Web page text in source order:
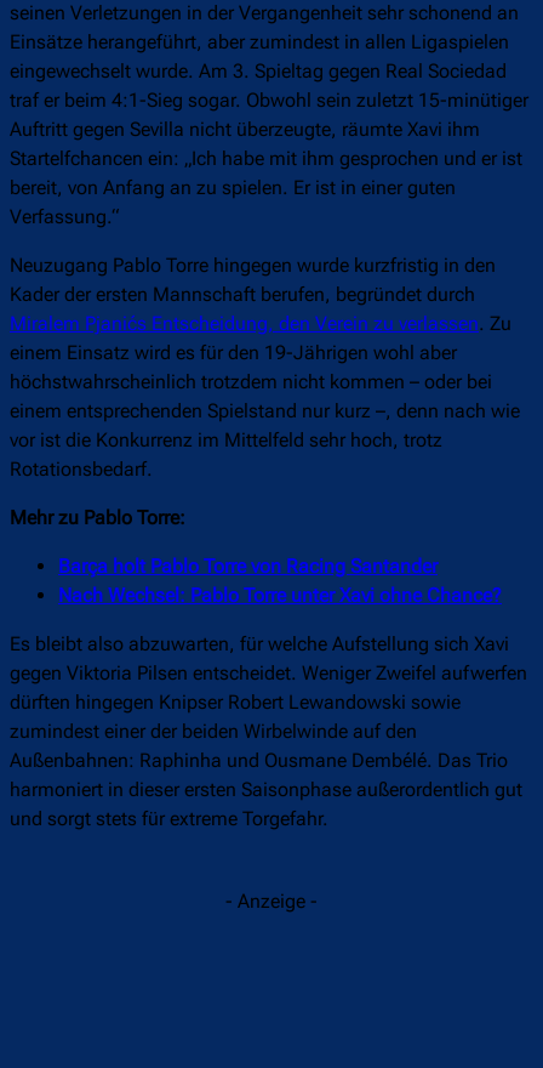
seinen Verletzungen in der Vergangenheit sehr schonend an
Einsätze herangeführt, aber zumindest in allen Ligaspielen
eingewechselt wurde. Am 3. Spieltag gegen Real Sociedad
traf er beim 4:1-Sieg sogar. Obwohl sein zuletzt 15-minütiger
Auftritt gegen Sevilla nicht überzeugte, räumte Xavi ihm
Startelfchancen ein: „Ich habe mit ihm gesprochen und er ist
bereit, von Anfang an zu spielen. Er ist in einer guten
Verfassung.“
Neuzugang Pablo Torre hingegen wurde kurzfristig in den
Kader der ersten Mannschaft berufen, begründet durch
Miralem Pjanićs Entscheidung, den Verein zu verlassen. Zu
einem Einsatz wird es für den 19-Jährigen wohl aber
höchstwahrscheinlich trotzdem nicht kommen – oder bei
einem entsprechenden Spielstand nur kurz –, denn nach wie
vor ist die Konkurrenz im Mittelfeld sehr hoch, trotz
Rotationsbedarf.
Mehr zu Pablo Torre:
Barça holt Pablo Torre von Racing Santander
Nach Wechsel: Pablo Torre unter Xavi ohne Chance?
Es bleibt also abzuwarten, für welche Aufstellung sich Xavi
gegen Viktoria Pilsen entscheidet. Weniger Zweifel aufwerfen
dürften hingegen Knipser Robert Lewandowski sowie
zumindest einer der beiden Wirbelwinde auf den
Außenbahnen: Raphinha und Ousmane Dembélé. Das Trio
harmoniert in dieser ersten Saisonphase außerordentlich gut
und sorgt stets für extreme Torgefahr.
- Anzeige -